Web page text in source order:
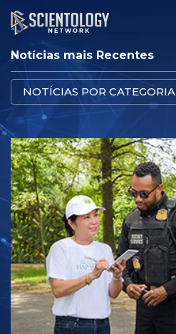
Notícias mais Recentes
NOTÍCIAS POR CATEGORIA